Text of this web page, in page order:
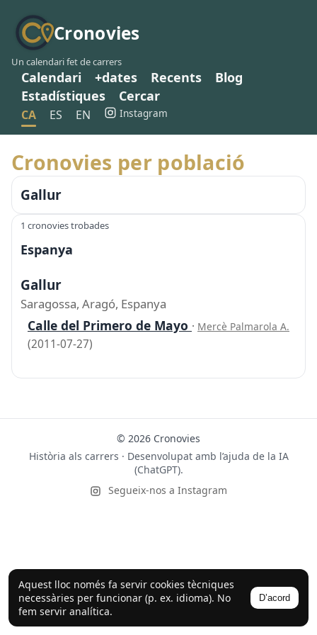
Cronovies
Un calendari fet de carrers
Calendari +dates Recents
Blog
Estadístiques
Cercar
CA ES EN Instagram
Aquest lloc només fa servir cookies tècniques
necessàries per funcionar (p. ex. idioma). No
fem servir analítica.
D’acord
Cronovies per població
Gallur
1 cronovies trobades
Espanya
Gallur
Saragossa, Aragó, Espanya
Calle del Primero de Mayo · Mercè Palmarola A.
(2011-07-27)
© 2026 Cronovies
Història als carrers · Desenvolupat amb l’ajuda de la IA
(ChatGPT).
Segueix-nos a Instagram